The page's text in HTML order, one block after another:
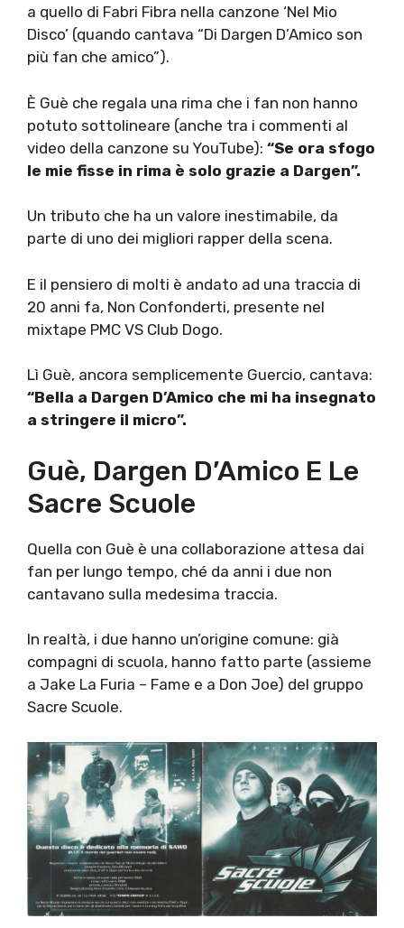
a quello di Fabri Fibra nella canzone ‘Nel Mio
Disco’ (quando cantava “Di Dargen D’Amico son
più fan che amico”).
È Guè che regala una rima che i fan non hanno
potuto sottolineare (anche tra i commenti al
video della canzone su YouTube): “Se ora sfogo
le mie fisse in rima è solo grazie a Dargen”.
Un tributo che ha un valore inestimabile, da
parte di uno dei migliori rapper della scena.
E il pensiero di molti è andato ad una traccia di
20 anni fa, Non Confonderti, presente nel
mixtape PMC VS Club Dogo.
Lì Guè, ancora semplicemente Guercio, cantava:
“Bella a Dargen D’Amico che mi ha insegnato
a stringere il micro”.
Guè, Dargen D’Amico E Le
Sacre Scuole
Quella con Guè è una collaborazione attesa dai
fan per lungo tempo, ché da anni i due non
cantavano sulla medesima traccia.
In realtà, i due hanno un’origine comune: già
compagni di scuola, hanno fatto parte (assieme
a Jake La Furia – Fame e a Don Joe) del gruppo
Sacre Scuole.